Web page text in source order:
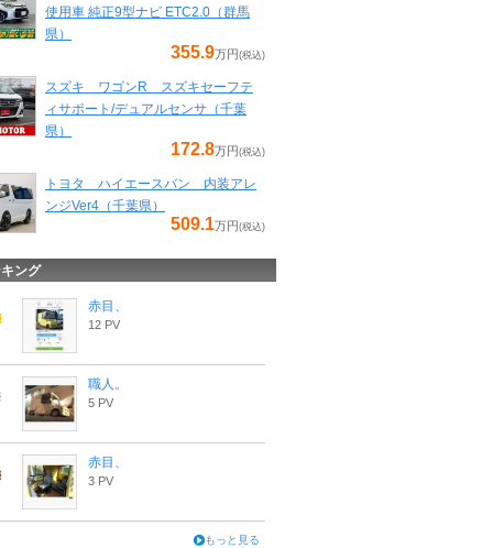
使用車 純正9型ナビ ETC2.0（群馬
県）
355.9万円 (税込)
スズキ ワゴンR スズキセーフテ
ィサポート/デュアルセンサ（千葉
県）
172.8万円 (税込)
トヨタ ハイエースバン 内装アレ
ンジVer4（千葉県）
509.1万円 (税込)
ング
赤目、
12 PV
職人。
5 PV
赤目、
3 PV
もっと見る